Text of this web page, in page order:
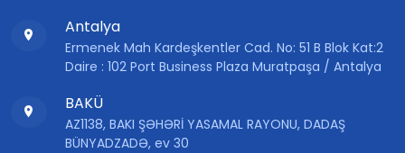
Antalya
Ermenek Mah Kardeşkentler Cad. No: 51 B Blok Kat:2
Daire : 102 Port Business Plaza Muratpaşa / Antalya
BAKÜ
AZ1138, BAKI ŞƏHƏRİ YASAMAL RAYONU, DADAŞ
BÜNYADZADƏ, ev 30